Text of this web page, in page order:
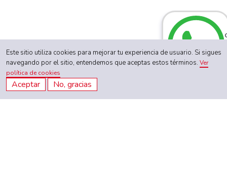
Este sitio utiliza cookies para mejorar tu experiencia de usuario. Si sigues
navegando por el sitio, entendemos que aceptas estos términos. Ver
política de cookies
Aceptar No, gracias